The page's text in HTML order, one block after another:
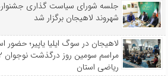
جلسه شورای سیاست گذاری جشنواره
شهروند لاهیجان برگزار شد
لاهیجان در سوگ ایلیا یاپیر؛ حضور
ریاضی استان